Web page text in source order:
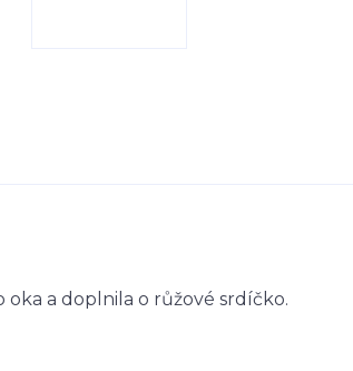
a doplnila o růžové srdíčko.